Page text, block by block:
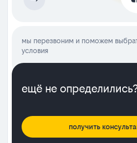
мы перезвоним и поможем
условия
ещё не
получить